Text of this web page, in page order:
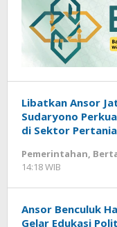
Libatkan Ansor
Sudaryono
di Sektor
Pemerintahan,
14:18 WIB
Ansor Benculuk
Gelar Edukasi